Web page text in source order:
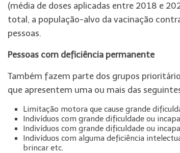
(média de doses aplicadas entre 2018 e
total, a população-alvo da vacinação
pessoas.
Pessoas com deficiência permanente
Também fazem parte dos grupos
que apresentem uma ou mais das
Limitação motora que cause grande
Indivíduos com grande dificuldade ou
Indivíduos com grande dificuldade ou
Indivíduos com alguma deficiência
brincar etc.